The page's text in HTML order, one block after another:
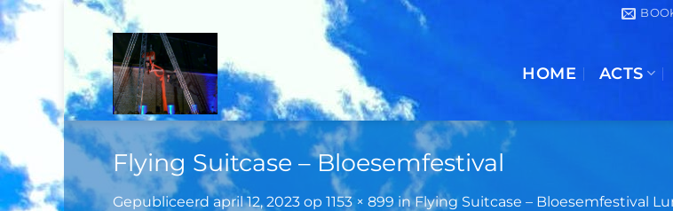
Ga
inhoud
HOME ACTS
Flying Suitcase – Bloesemfestival
Gepubliceerdapril 12, 2023 op 1153 × 899 inFlying Suitcase – Bloesemfestival